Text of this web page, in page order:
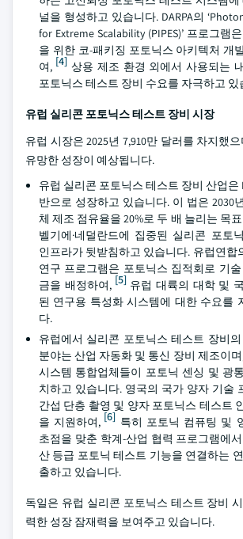
널을 형성하고 있습니다. DARPA의
for Extreme Scalability (PIPES)’ 프로그램
을 위한 코-패키징 포토닉스 아키텍처 개
여, [4] 상용 제조 환경 외에서 사용되는
포토닉스 테스트 장비 수요를 자극하고 있
유럽 실리콘 포토닉스 테스트 장비 시장
유럽 시장은 2025년 7,910만 달러를 차지했
유망한 성장이 예상됩니다.
유럽 실리콘 포토닉스 테스트 장비 산업은
반으로 성장하고 있습니다. 이 법은 2030
체 제조 점유율을 20%로 두 배 늘리는 목
벨기에·네덜란드에 집중된 실리콘 포토
인프라가 뒷받침하고 있습니다. 유럽연합
연구 프로그램은 포토닉스 집적회로 기
금을 배정하여, [5]유럽 대륙의 대학 및
된 연구용 특성화 시스템에 대한 수요를
다.
유럽에서 실리콘 포토닉스 테스트 장비
분야는 산업 자동화 및 통신 장비 제조이
시스템 통합업체들이 포토닉 센싱 및 광
치하고 있습니다. 영국의 국가 양자 기술
간섭 단층 촬영 및 양자 포토닉스 테스트
을 지원하여, [6] 특히 포토닉 컴퓨팅 및
초점을 맞춘 학계-산업 협력 프로그램에
산 등급 포토닉 테스트 기능을 연결하는
출하고 있습니다.
독일은 유럽 실리콘 포토닉스 테스트 장비
력한 성장 잠재력을 보여주고 있습니다.